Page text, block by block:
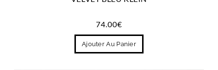
74.00€
Ajouter Au Panier